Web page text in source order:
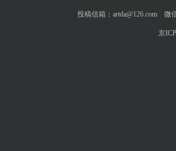
投稿信箱：artda@126.com 微
京